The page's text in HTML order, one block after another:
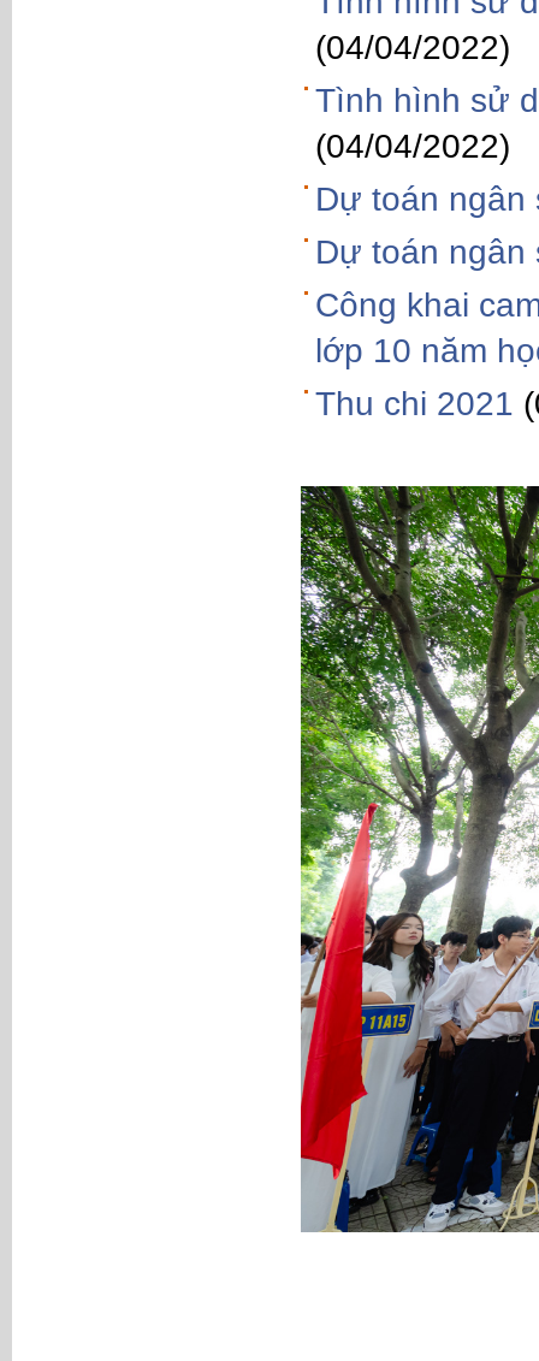
(04/04/2022)
Tình hình sử
(04/04/2022)
Dự toán ngân
Dự toán ngân
Công khai
lớp 10 năm
Thu chi 2021